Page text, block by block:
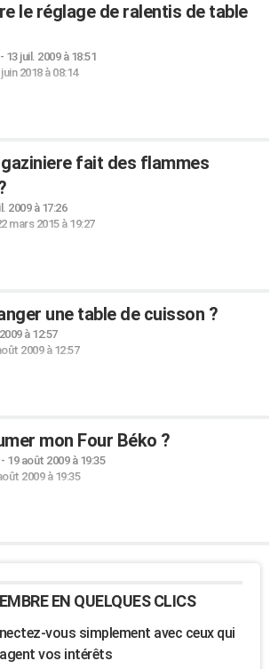
le réglage de ralentis de table
13 juil. 2009 à 18:51
juin 2018 à 08:14
fait des flammes
2009 à 17:26
mars 2015 à 19:27
une table de cuisson ?
à 12:57
2009 à 12:57
mon Four Béko ?
19 août 2009 à 19:35
2009 à 19:35
EN QUELQUES CLICS
vous simplement avec ceux qui
vos intérêts